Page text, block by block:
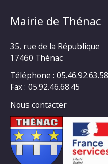
Mairie de Thénac
35, rue de la République
17460 Thénac
Téléphone : 05.46.92.63.58
Fax : 05.92.46.68.45
Nous contacter